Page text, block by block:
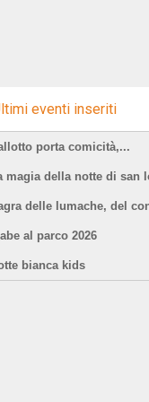
eventi inseriti
porta comicità,...
magia della notte di san
delle lumache, del
al parco 2026
bianca kids